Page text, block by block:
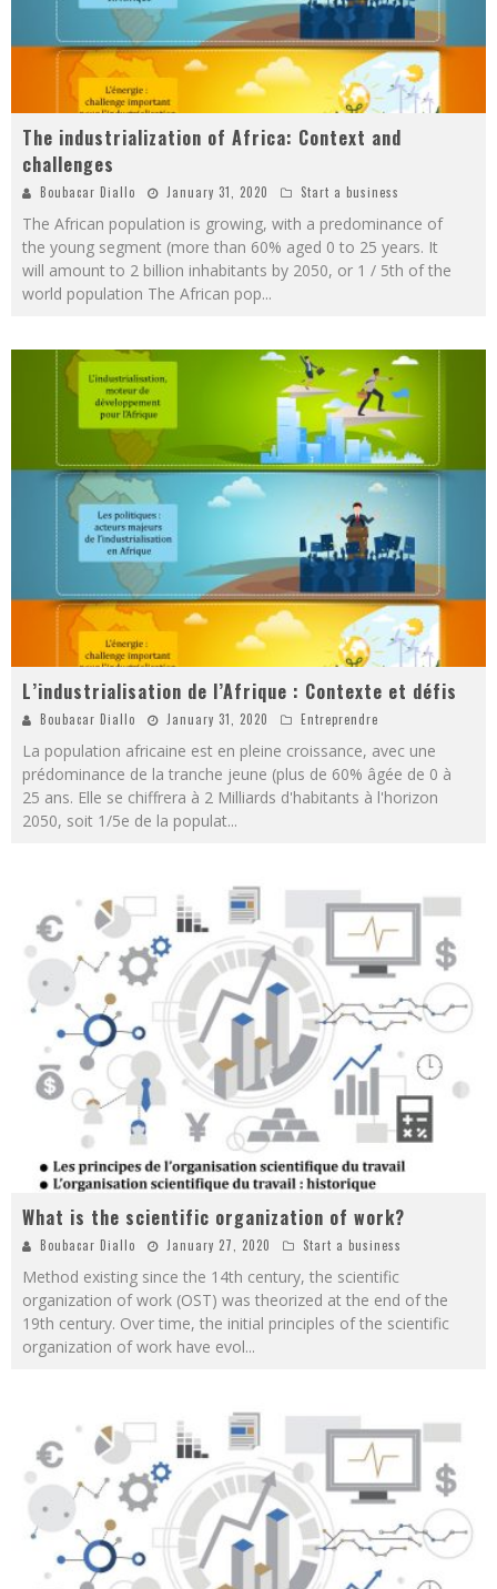
The industrialization of Africa: Context and
challenges
Boubacar Diallo January 31, 2020 Start a business
The African population is growing, with a predominance of
the young segment (more than 60% aged 0 to 25 years. It
will amount to 2 billion inhabitants by 2050, or 1 / 5th of the
world population The African pop...
L’industrialisation de l’Afrique : Contexte et défis
Boubacar Diallo January 31, 2020 Entreprendre
La population africaine est en pleine croissance, avec une
prédominance de la tranche jeune (plus de 60% âgée de 0 à
25 ans. Elle se chiffrera à 2 Milliards d'habitants à l'horizon
2050, soit 1/5e de la populat...
What is the scientific organization of work?
Boubacar Diallo January 27, 2020 Start a business
Method existing since the 14th century, the scientific
organization of work (OST) was theorized at the end of the
19th century. Over time, the initial principles of the scientific
organization of work have evol...